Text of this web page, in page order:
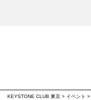
KEYSTONE CLUB 東京 > イベント >